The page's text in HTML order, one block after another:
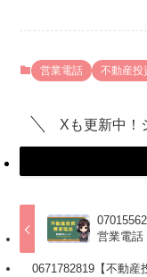
営業電話 不動産投
Xも更新中！
営業電話
0671782819【不動産